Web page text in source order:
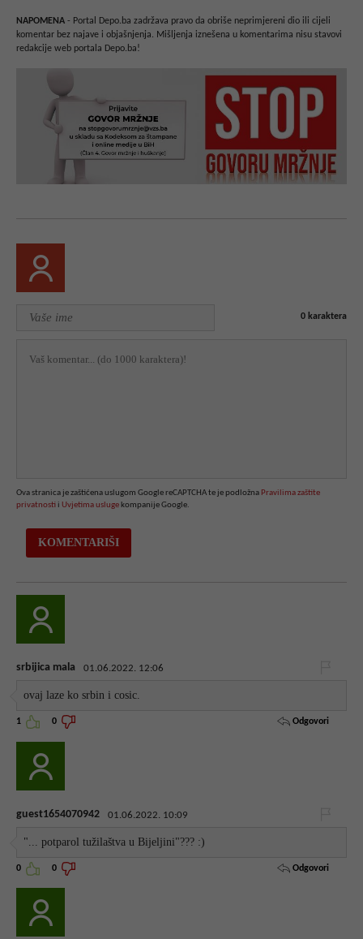
NAPOMENA - Portal Depo.ba zadržava pravo da obriše neprimjereni dio ili cijeli
komentar bez najave i objašnjenja. Mišljenja iznešena u komentarima nisu stavovi
redakcije web portala Depo.ba!
0 karaktera
Ova stranica je zaštićena uslugom Google reCAPTCHA te je podložna Pravilima zaštite
privatnosti i Uvjetima usluge kompanije Google.
srbijica mala 01.06.2022. 12:06
ovaj laze ko srbin i cosic.
1 0 Odgovori
guest1654070942 01.06.2022. 10:09
"... potparol tužilaštva u Bijeljini"??? :)
0 0 Odgovori